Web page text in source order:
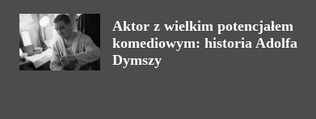
Aktor z wielkim potencjałem
komediowym: historia Adolfa
Dymszy